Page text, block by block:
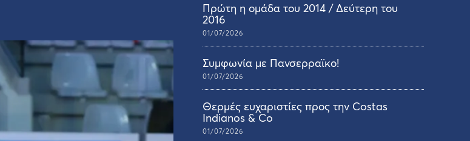
Πρώτη η ομάδα του 2014 / Δεύτερη του
2016
01/07/2026
Συμφωνία με Πανσερραϊκο!
01/07/2026
Θερμές ευχαριστίες προς την Costas
Indianos & Co
01/07/2026